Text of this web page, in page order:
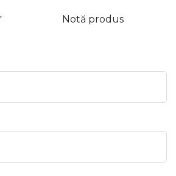
Notă produs